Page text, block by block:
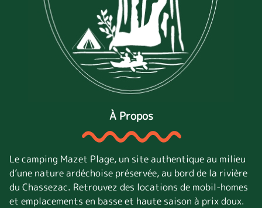
À Propos
Le camping Mazet Plage, un site authentique au milieu
d’une nature ardéchoise préservée, au bord de la rivière
du Chassezac. Retrouvez des locations de mobil-homes
et emplacements en basse et haute saison à prix doux.